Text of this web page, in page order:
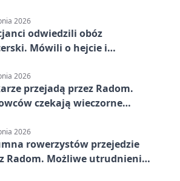
2026
odwiedzili obóz
Mówili o hejcie i
2026
przejadą przez Radom.
czekają wieczorne
2026
rowerzystów przejedzie
Radom. Możliwe utrudnienia